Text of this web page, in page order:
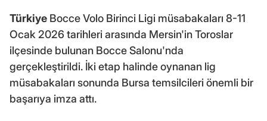
Türkiye Bocce Volo Birinci Ligi müsabakaları 8-11
Ocak 2026 tarihleri arasında Mersin'in Toroslar
ilçesinde bulunan Bocce Salonu'nda
gerçekleştirildi. İki etap halinde oynanan lig
müsabakaları sonunda Bursa temsilcileri önemli bir
başarıya imza attı.